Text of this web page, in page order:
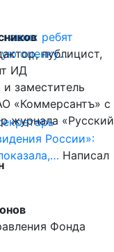
ребят
оценку…
России»:
Написал
публицист,
ИД
заместитель
«Коммерсантъ» с
журнала «Русский
Фонда